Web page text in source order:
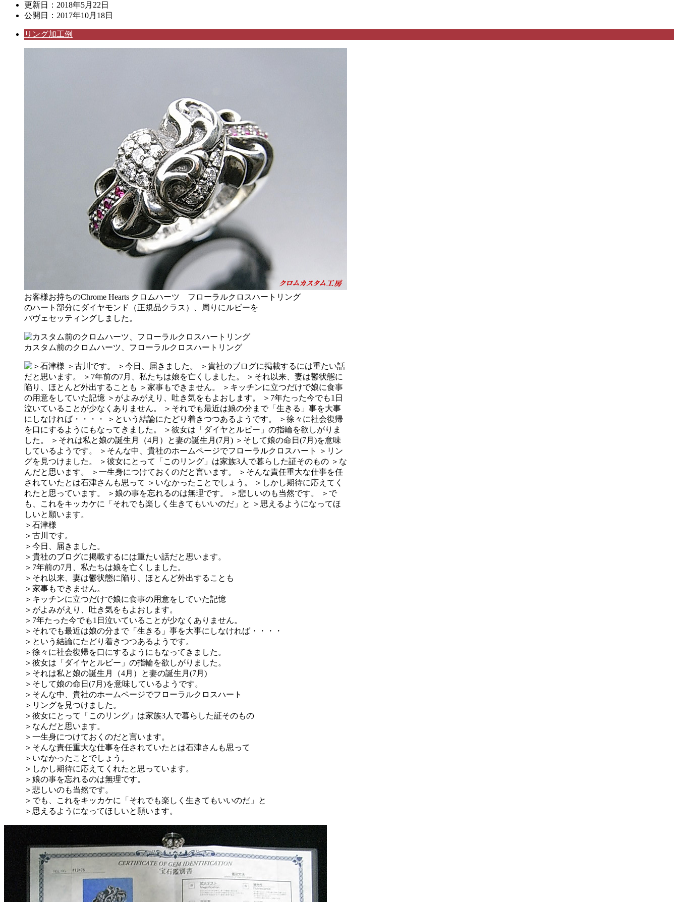
更新日： 2018年5月22日
公開日： 2017年10月18日
リング加工例
お客様お持ちのChrome Hearts クロムハーツ フローラルクロスハートリング
のハート部分にダイヤモンド（正規品クラス）、周りにルビーを
パヴェセッティングしました。
カスタム前のクロムハーツ、フローラルクロスハートリング
＞石津様
＞古川です。
＞今日、届きました。
＞貴社のブログに掲載するには重たい話だと思います。
＞7年前の7月、私たちは娘を亡くしました。
＞それ以来、妻は鬱状態に陥り、ほとんど外出することも
＞家事もできません。
＞キッチンに立つだけで娘に食事の用意をしていた記憶
＞がよみがえり、吐き気をもよおします。
＞7年たった今でも1日泣いていることが少なくありません。
＞それでも最近は娘の分まで「生きる」事を大事にしなければ・・・・
＞という結論にたどり着きつつあるようです。
＞徐々に社会復帰を口にするようにもなってきました。
＞彼女は「ダイヤとルビー」の指輪を欲しがりました。
＞それは私と娘の誕生月（4月）と妻の誕生月(7月)
＞そして娘の命日(7月)を意味しているようです。
＞そんな中、貴社のホームページでフローラルクロスハート
＞リングを見つけました。
＞彼女にとって「このリング」は家族3人で暮らした証そのもの
＞なんだと思います。
＞一生身につけておくのだと言います。
＞そんな責任重大な仕事を任されていたとは石津さんも思って
＞いなかったことでしょう。
＞しかし期待に応えてくれたと思っています。
＞娘の事を忘れるのは無理です。
＞悲しいのも当然です。
＞でも、これをキッカケに「それでも楽しく生きてもいいのだ」と
＞思えるようになってほしいと願います。